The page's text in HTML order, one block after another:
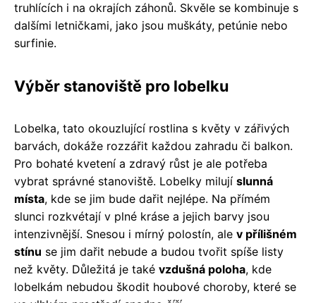
truhlících i na okrajích záhonů. Skvěle se kombinuje s
dalšími letničkami, jako jsou muškáty, petúnie nebo
surfinie.
Výběr stanoviště pro lobelku
Lobelka, tato okouzlující rostlina s květy v zářivých
barvách, dokáže rozzářit každou zahradu či balkon.
Pro bohaté kvetení a zdravý růst je ale potřeba
vybrat správné stanoviště. Lobelky milují slunná
místa, kde se jim bude dařit nejlépe. Na přímém
slunci rozkvétají v plné kráse a jejich barvy jsou
intenzivnější. Snesou i mírný polostín, ale v přílišném
stínu se jim dařit nebude a budou tvořit spíše listy
než květy. Důležitá je také vzdušná poloha, kde
lobelkám nebudou škodit houbové choroby, které se